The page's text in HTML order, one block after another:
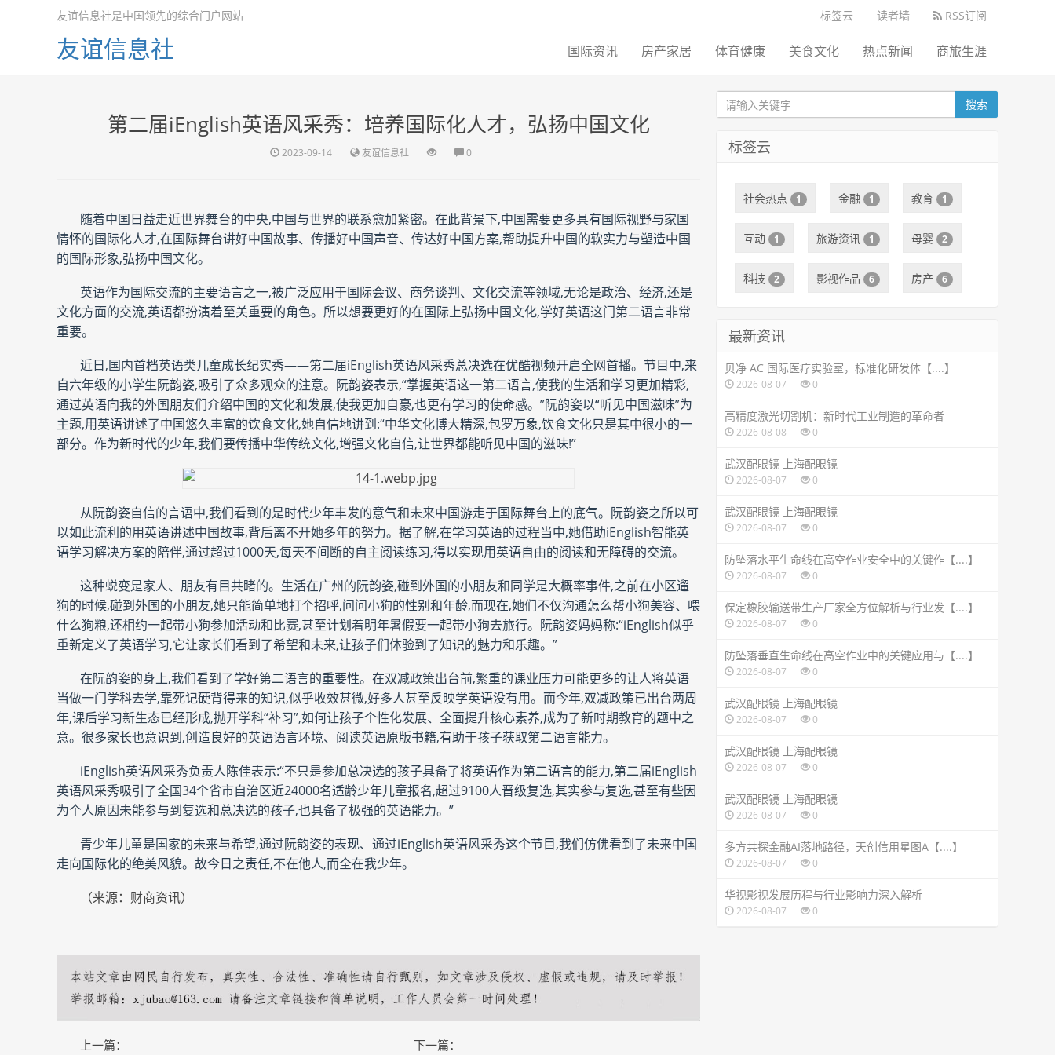
标签云 读者墙 RSS订阅
友谊信息社是中国领先的综合门户网站
友谊信息社 国际资讯 房产家居 体育健康 美食文化 热点新闻 商旅生涯
第二届iEnglish英语风采秀：培养国际化人才，弘扬中国文化
2023-09-14 友谊信息社 0
随着中国日益走近世界舞台的中央,中国与世界的联系愈加紧密。在此背景下,中国需要更多具有国际视野与家国
情怀的国际化人才,在国际舞台讲好中国故事、传播好中国声音、传达好中国方案,帮助提升中国的软实力与塑造中国
的国际形象,弘扬中国文化。
英语作为国际交流的主要语言之一,被广泛应用于国际会议、商务谈判、文化交流等领域,无论是政治、经济,还是
文化方面的交流,英语都扮演着至关重要的角色。所以想要更好的在国际上弘扬中国文化,学好英语这门第二语言非常
重要。
近日,国内首档英语类儿童成长纪实秀——第二届iEnglish英语风采秀总决选在优酷视频开启全网首播。节目中,来
自六年级的小学生阮韵姿,吸引了众多观众的注意。阮韵姿表示,“掌握英语这一第二语言,使我的生活和学习更加精彩,
通过英语向我的外国朋友们介绍中国的文化和发展,使我更加自豪,也更有学习的使命感。”阮韵姿以“听见中国滋味”为
主题,用英语讲述了中国悠久丰富的饮食文化,她自信地讲到:“中华文化博大精深,包罗万象,饮食文化只是其中很小的一
部分。作为新时代的少年,我们要传播中华传统文化,增强文化自信,让世界都能听见中国的滋味!”
从阮韵姿自信的言语中,我们看到的是时代少年丰发的意气和未来中国游走于国际舞台上的底气。阮韵姿之所以可
以如此流利的用英语讲述中国故事,背后离不开她多年的努力。据了解,在学习英语的过程当中,她借助iEnglish智能英
语学习解决方案的陪伴,通过超过1000天,每天不间断的自主阅读练习,得以实现用英语自由的阅读和无障碍的交流。
这种蜕变是家人、朋友有目共睹的。生活在广州的阮韵姿,碰到外国的小朋友和同学是大概率事件,之前在小区遛
狗的时候,碰到外国的小朋友,她只能简单地打个招呼,问问小狗的性别和年龄,而现在,她们不仅沟通怎么帮小狗美容、喂
什么狗粮,还相约一起带小狗参加活动和比赛,甚至计划着明年暑假要一起带小狗去旅行。阮韵姿妈妈称:“iEnglish似乎
重新定义了英语学习,它让家长们看到了希望和未来,让孩子们体验到了知识的魅力和乐趣。”
在阮韵姿的身上,我们看到了学好第二语言的重要性。在双减政策出台前,繁重的课业压力可能更多的让人将英语
当做一门学科去学,靠死记硬背得来的知识,似乎收效甚微,好多人甚至反映学英语没有用。而今年,双减政策已出台两周
年,课后学习新生态已经形成,抛开学科“补习”,如何让孩子个性化发展、全面提升核心素养,成为了新时期教育的题中之
意。很多家长也意识到,创造良好的英语语言环境、阅读英语原版书籍,有助于孩子获取第二语言能力。
iEnglish英语风采秀负责人陈佳表示:“不只是参加总决选的孩子具备了将英语作为第二语言的能力,第二届iEnglish
英语风采秀吸引了全国34个省市自治区近24000名适龄少年儿童报名,超过9100人晋级复选,其实参与复选,甚至有些因
为个人原因未能参与到复选和总决选的孩子,也具备了极强的英语能力。”
青少年儿童是国家的未来与希望,通过阮韵姿的表现、通过iEnglish英语风采秀这个节目,我们仿佛看到了未来中国
走向国际化的绝美风貌。故今日之责任,不在他人,而全在我少年。
（来源：财商资讯）
上一篇： 下一篇：
搜索
标签云
社会热点 1 金融 1 教育 1
互动 1 旅游资讯 1 母婴 2
科技 2 影视作品 6 房产 6
最新资讯
贝净 AC 国际医疗实验室，标准化研发体【....】
2026-08-07 0
高精度激光切割机：新时代工业制造的革命者
2026-08-08 0
武汉配眼镜 上海配眼镜
2026-08-07 0
武汉配眼镜 上海配眼镜
2026-08-07 0
防坠落水平生命线在高空作业安全中的关键作【....】
2026-08-07 0
保定橡胶输送带生产厂家全方位解析与行业发【....】
2026-08-07 0
防坠落垂直生命线在高空作业中的关键应用与【....】
2026-08-07 0
武汉配眼镜 上海配眼镜
2026-08-07 0
武汉配眼镜 上海配眼镜
2026-08-07 0
武汉配眼镜 上海配眼镜
2026-08-07 0
多方共探金融AI落地路径，天创信用星图A【....】
2026-08-07 0
华视影视发展历程与行业影响力深入解析
2026-08-07 0